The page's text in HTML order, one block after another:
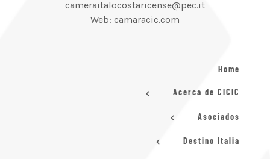
cameraitalocostaricense@pec.it
Web: camaracic.com
Home
Acerca de CICIC
Asociados
Destino Italia